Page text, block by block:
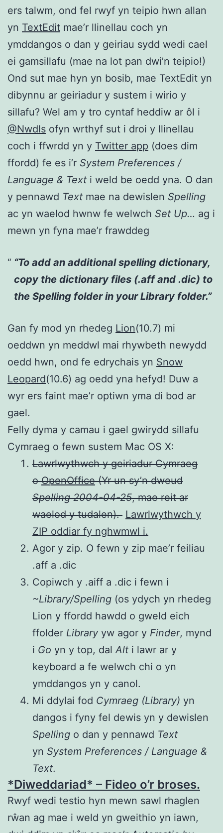
ers talwm, ond fel rwyf yn teipio hwn allan
yn TextEdit mae’r llinellau coch yn
ymddangos o dan y geiriau sydd wedi cael
ei gamsillafu (mae na lot pan dwi’n teipio!)
Ond sut mae hyn yn bosib, mae TextEdit yn
dibynnu ar geiriadur y sustem i wirio y
sillafu? Wel am y tro cyntaf heddiw ar ôl i
@Nwdls ofyn wrthyf sut i droi y llinellau
coch i ffwrdd yn y Twitter app (does dim
ffordd) fe es i’r System Preferences /
Language & Text i weld be oedd yna. O dan
y pennawd Text mae na dewislen Spelling
ac yn waelod hwnw fe welwch Set Up… ag i
mewn yn fyna mae’r frawddeg
“To add an additional spelling dictionary,
copy the dictionary files (.aff and .dic) to
the Spelling folder in your Library folder.”
Gan fy mod yn rhedeg Lion(10.7) mi
oeddwn yn meddwl mai rhywbeth newydd
oedd hwn, ond fe edrychais yn Snow
Leopard(10.6) ag oedd yna hefyd! Duw a
wyr ers faint mae’r optiwn yma di bod ar
gael.
Felly dyma y camau i gael gwirydd sillafu
Cymraeg o fewn sustem Mac OS X:
Lawrlwythwch y geiriadur Cymraeg
oOpenOffice(Yr un sy’n dweud
Spelling 2004-04-25, mae reit ar
waelod y tudalen). Lawrlwythwch y
ZIP oddiar fy nghwmwl i.
Agor y zip. O fewn y zip mae’r feiliau
.aff a .dic
Copiwch y .aiff a .dic i fewn i
~Library/Spelling (os ydych yn rhedeg
Lion y ffordd hawdd o gweld eich
ffolder Library yw agor y Finder, mynd
i Go yn y top, dal Alt i lawr ar y
keyboard a fe welwch chi o yn
ymddangos yn y canol.
Mi ddylai fod Cymraeg (Library) yn
dangos i fyny fel dewis yn y dewislen
Spelling o dan y pennawd Text
yn System Preferences / Language &
Text.
*Diweddariad* – Fideo o’r broses.
Rwyf wedi testio hyn mewn sawl rhaglen
rŵan ag mae i weld yn gweithio yn iawn,